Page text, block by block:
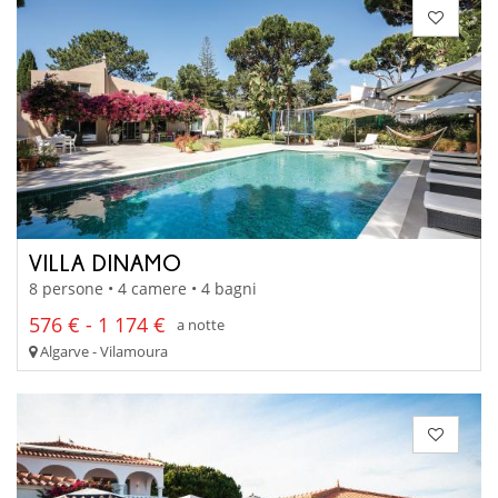
VILLA DINAMO
8 persone • 4 camere • 4 bagni
576 € - 1 174 €
a notte
Algarve - Vilamoura